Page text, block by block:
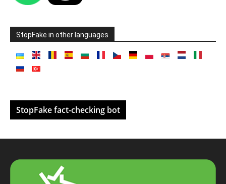
StopFake in other languages
StopFake fact-checking bot